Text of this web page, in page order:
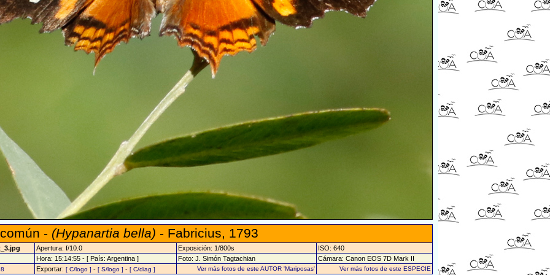
- (Hypanartia bella) - Fabricius, 1793
Apertura: f/10.0 Exposición: 1/800s
ISO: 640
Hora: 15:14:55 - [ País: Argentina ]
Foto: J. Simón Tagtachian Cámara: Canon EOS 7D Mark II
Exportar: [ C/logo ] - [ S/logo ] - [ C/diag ] Ver más fotos de este AUTOR 'Mariposas' Ver más fotos de este ESPECIE